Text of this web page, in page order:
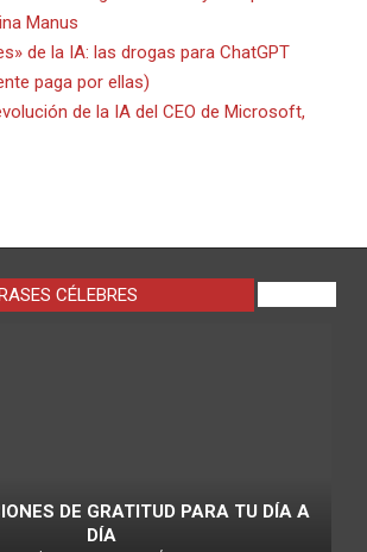
Manus
de la IA: las drogas para ChatGPT
paga por ellas)
de la IA del CEO de Microsoft,
CÉLEBRES
DE GRATITUD PARA TU DÍA A
DÍA